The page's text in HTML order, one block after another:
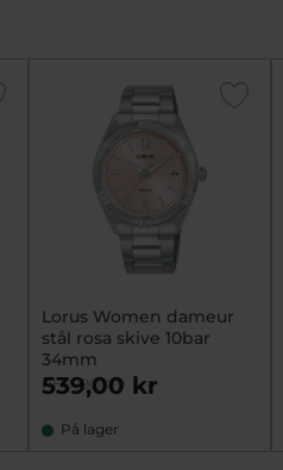
Lorus Women dameur
stål rosa skive 10bar
34mm
RH979QX-9
539,00 kr
På lager